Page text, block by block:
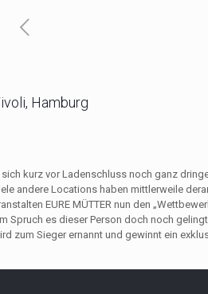
Hamburg
kurz vor Ladenschluss noch ganz
andere Locations haben mittlerweile
EURE MÜTTER nun den
Spruch es dieser Person doch noch
zum Sieger ernannt und gewinnt ein